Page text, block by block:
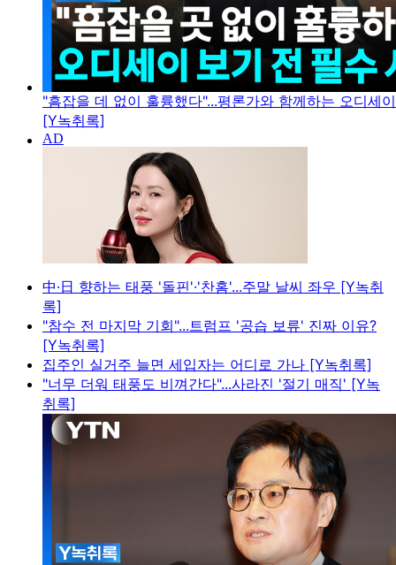
"흠잡을 데 없이 훌륭했다"...평론가와 함께하는 오디세
[Y녹취록]
中·日 향하는 태풍 '돌핀'·'찬홈'...주말 날씨 좌우 [Y녹취
록]
"참수 전 마지막 기회"...트럼프 '공습 보류' 진짜 이유?
[Y녹취록]
집주인 실거주 늘면 세입자는 어디로 가나 [Y녹취록]
"너무 더워 태풍도 비껴간다"...사라진 '절기 매직' [Y녹
취록]